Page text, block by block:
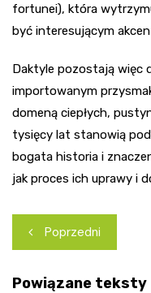
fortunei), która
być interesującym
Daktyle pozostają więc
importowanym
domeną ciepłych,
tysięcy lat stanowią
bogata historia i
jak proces ich uprawy i
Nawigacja
wpisu
Poprzedni
Powiązane teksty